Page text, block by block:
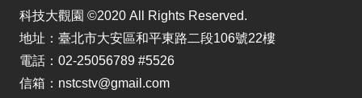
科技大觀園 ©2020 All Rights Reserved.
地址：臺北市大安區和平東路二段106號22樓
電話：02-25056789 #5526
信箱：nstcstv@gmail.com